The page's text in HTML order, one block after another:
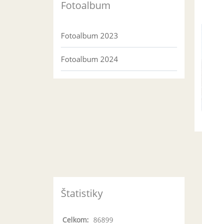
Fotoalbum
Fotoalbum 2023
Fotoalbum 2024
Štatistiky
Celkom: 86899